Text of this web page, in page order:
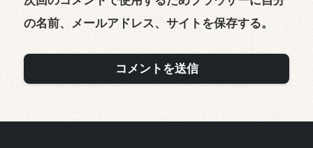
の名前、メールアドレス、サイトを保存する。